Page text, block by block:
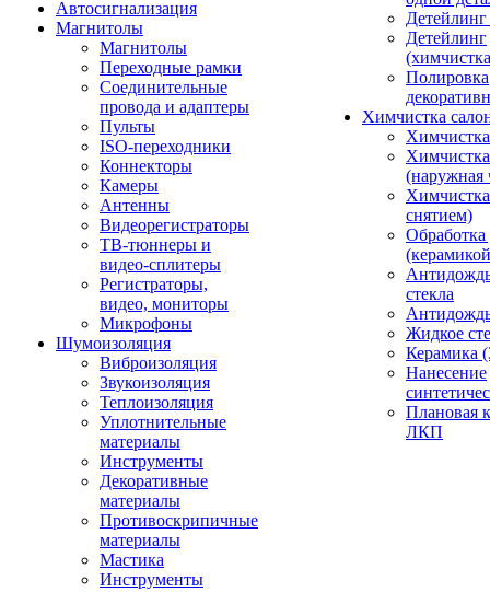
Автосигнализация
Магнитолы
Магнитолы
Переходные рамки
Соединительные
провода и адаптеры
Пульты
ISO-переходники
Коннекторы
Камеры
Антенны
Видеорегистраторы
ТВ-тюннеры и
видео-сплитеры
Регистраторы,
видео, мониторы
Микрофоны
Шумоизоляция
Виброизоляция
Звукоизоляция
Теплоизоляция
Уплотнительные
материалы
Инструменты
Декоративные
материалы
Противоскрипичные
материалы
Мастика
Инструменты
Детейлинг
Полировка
Химчистка
(наружная
снятием)
Обработка
стекла
Жидкое
Керамика
Нанесение
Плановая
ЛКП